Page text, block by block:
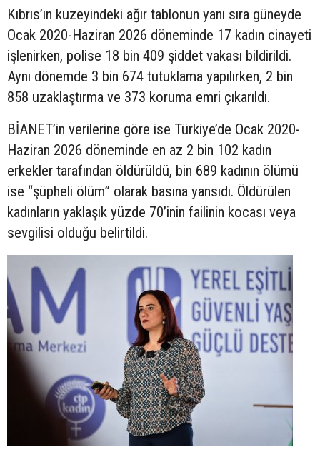
Kıbrıs’ın kuzeyindeki ağır tablonun yanı sıra güneyde
Ocak 2020-Haziran 2026 döneminde 17 kadın cinayeti
işlenirken, polise 18 bin 409 şiddet vakası bildirildi.
Aynı dönemde 3 bin 674 tutuklama yapılırken, 2 bin
858 uzaklaştırma ve 373 koruma emri çıkarıldı.
BİANET’in verilerine göre ise Türkiye’de Ocak 2020-
Haziran 2026 döneminde en az 2 bin 102 kadın
erkekler tarafından öldürüldü, bin 689 kadının ölümü
ise “şüpheli ölüm” olarak basına yansıdı. Öldürülen
kadınların yaklaşık yüzde 70’inin failinin kocası veya
sevgilisi olduğu belirtildi.